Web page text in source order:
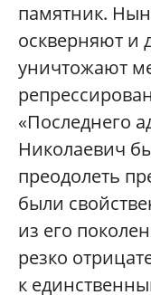
памятник.
оскверняют
уничтожают
«Последнего
Николаевич
преодолеть
были
из его
резко
к